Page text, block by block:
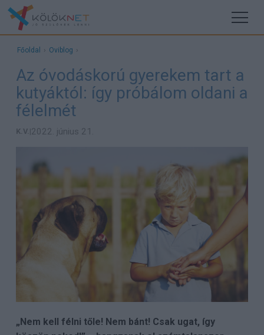
Főoldal › Oviblog ›
Az óvodáskorú gyerekem tart a
kutyáktól: így próbálom oldani a
félelmét
K.V. |2022. június 21.
„Nem kell félni tőle! Nem bánt! Csak ugat, így